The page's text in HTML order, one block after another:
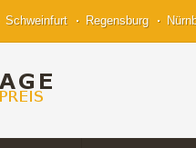
Schweinfurt Regensburg